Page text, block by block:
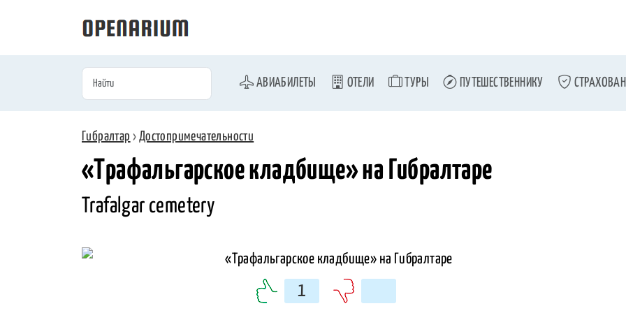
АВИАБИЛЕТЫ ОТЕЛИ ТУРЫ ПУТЕШЕСТВЕННИКУ
Гибралтар › Достопримечательности
«Трафальгарское кладбище» на Гибралтаре
Trafalgar cemetery
1